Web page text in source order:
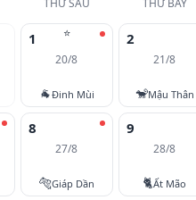
⭐
1
20/8
🐐Đinh Mùi
2
21/8
🐒Mậu Thân
8
27/8
🐅Giáp Dần
9
28/8
🐈Ất Mão